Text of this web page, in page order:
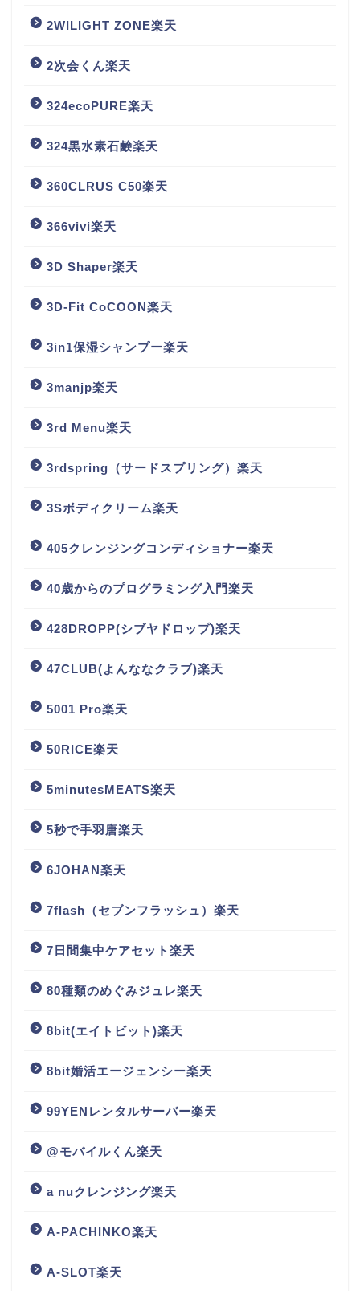
2WILIGHT ZONE楽天
2次会くん楽天
324ecoPURE楽天
324黒水素石鹸楽天
360CLRUS C50楽天
366vivi楽天
3D Shaper楽天
3D-Fit CoCOON楽天
3in1保湿シャンプー楽天
3manjp楽天
3rd Menu楽天
3rdspring（サードスプリング）楽天
3Sボディクリーム楽天
405クレンジングコンディショナー楽天
40歳からのプログラミング入門楽天
428DROPP(シブヤドロップ)楽天
47CLUB(よんななクラブ)楽天
5001 Pro楽天
50RICE楽天
5minutesMEATS楽天
5秒で手羽唐楽天
6JOHAN楽天
7flash（セブンフラッシュ）楽天
7日間集中ケアセット楽天
80種類のめぐみジュレ楽天
8bit(エイトビット)楽天
8bit婚活エージェンシー楽天
99YENレンタルサーバー楽天
@モバイルくん楽天
a nuクレンジング楽天
A-PACHINKO楽天
A-SLOT楽天